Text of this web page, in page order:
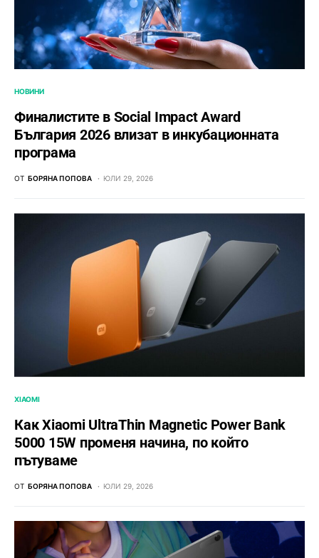
НОВИНИ
Финалистите в Social Impact Award
България 2026 влизат в инкубационната
програма
ОТ БОРЯНА ПОПОВА ЮЛИ 29, 2026
XIAOMI
Как Xiaomi UltraThin Magnetic Power Bank
5000 15W променя начина, по който
пътуваме
ОТ БОРЯНА ПОПОВА ЮЛИ 29, 2026